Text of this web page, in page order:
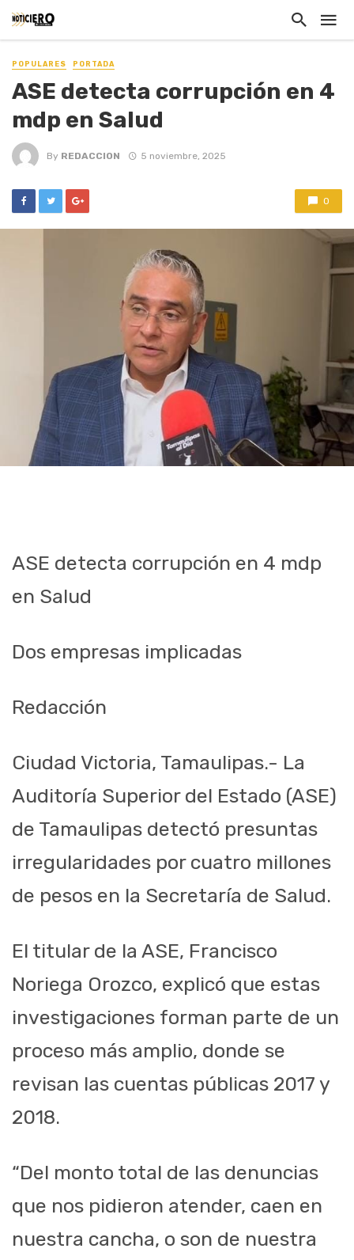
POPULARES PORTADA
ASE detecta corrupción en 4
mdp en Salud
By REDACCION 5 noviembre, 2025
0
ASE detecta corrupción en 4 mdp
en Salud
Dos empresas implicadas
Redacción
Ciudad Victoria, Tamaulipas.- La
Auditoría Superior del Estado (ASE)
de Tamaulipas detectó presuntas
irregularidades por cuatro millones
de pesos en la Secretaría de Salud.
El titular de la ASE, Francisco
Noriega Orozco, explicó que estas
investigaciones forman parte de un
proceso más amplio, donde se
revisan las cuentas públicas 2017 y
2018.
“Del monto total de las denuncias
que nos pidieron atender, caen en
nuestra cancha, o son de nuestra